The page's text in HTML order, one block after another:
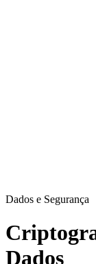
Dados e Segurança
Dados